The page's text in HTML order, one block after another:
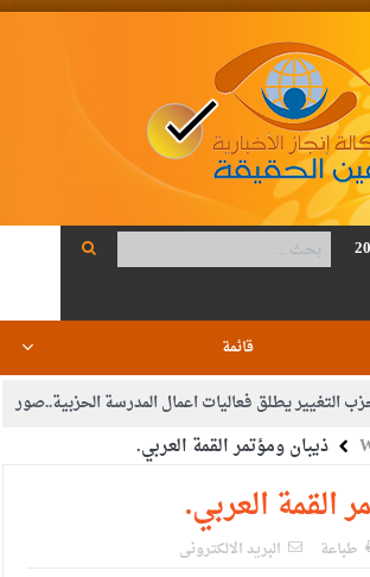
قائمة
التغيير يطلق فعاليات اعمال المدرسة الحزبية..صور
باب التجنيد لحملة البكالوريوس في الحقوق والقانون
عمّان:دعم الوصاية الهاشمية التاريخية على المقدسات
الإسلامية والمسيحية
ذيبان ومؤتمر القمة العربي.
القمة العربي.
طباعة البريد الالكترونى